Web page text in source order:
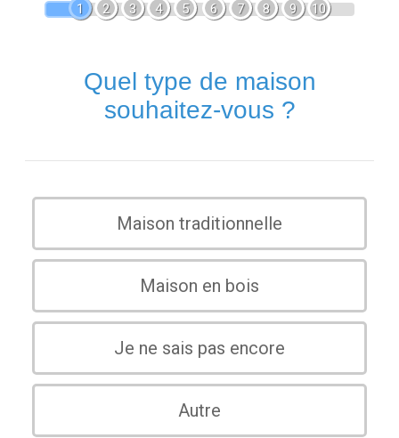
1 2 3 4 5 6 7 8 9 10
Quel type de maison
souhaitez-vous ?
Maison traditionnelle
Maison en bois
Je ne sais pas encore
Autre